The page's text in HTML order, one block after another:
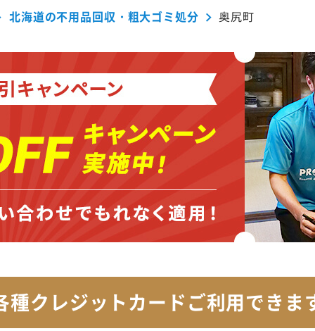
北海道の不用品回収・粗大ゴミ処分 奥尻町
種クレジットカードご利用できま